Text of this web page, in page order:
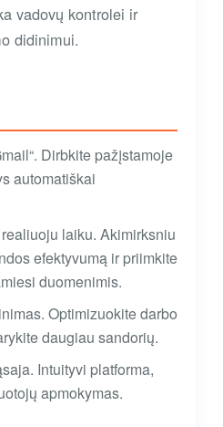
vadovų kontrolei ir
didinimui.
Dirbkite pažįstamoje
automatiškai
laiku. Akimirksniu
efektyvumą ir priimkite
duomenimis.
Optimizuokite darbo
daugiau sandorių.
Intuityvi platforma,
apmokymas.